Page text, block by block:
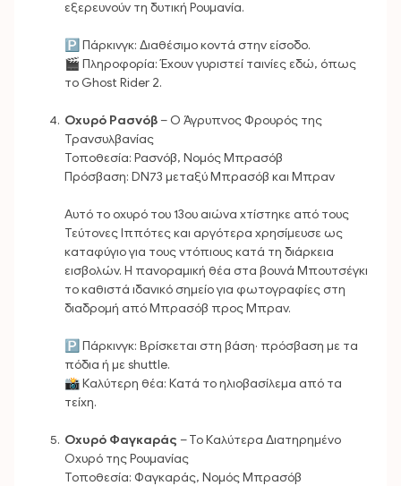
εξερευνούν τη δυτική Ρουμανία.
🅿️ Πάρκινγκ: Διαθέσιμο κοντά στην είσοδο.
🎬 Πληροφορία: Έχουν γυριστεί ταινίες εδώ, όπως
το Ghost Rider 2.
Οχυρό Ρασνόβ – Ο Άγρυπνος Φρουρός της
Τρανσυλβανίας
Τοποθεσία: Ρασνόβ, Νομός Μπρασόβ
Πρόσβαση: DN73 μεταξύ Μπρασόβ και Μπραν
Αυτό το οχυρό του 13ου αιώνα χτίστηκε από τους
Τεύτονες Ιππότες και αργότερα χρησίμευσε ως
καταφύγιο για τους ντόπιους κατά τη διάρκεια
εισβολών. Η πανοραμική θέα στα βουνά Μπουτσέγκι
το καθιστά ιδανικό σημείο για φωτογραφίες στη
διαδρομή από Μπρασόβ προς Μπραν.
🅿️ Πάρκινγκ: Βρίσκεται στη βάση· πρόσβαση με τα
πόδια ή με shuttle.
📸 Καλύτερη θέα: Κατά το ηλιοβασίλεμα από τα
τείχη.
Οχυρό Φαγκαράς – Το Καλύτερα Διατηρημένο
Οχυρό της Ρουμανίας
Τοποθεσία: Φαγκαράς, Νομός Μπρασόβ